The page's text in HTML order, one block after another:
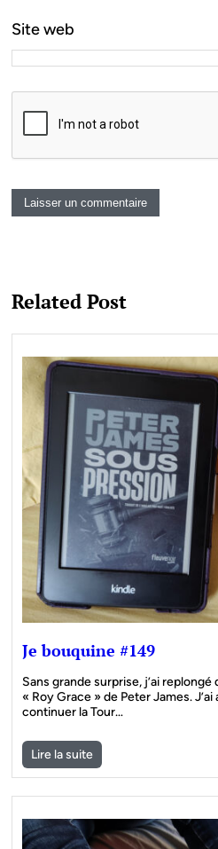
Site web
Related Post
Je bouquine #149
Sans grande surprise, j’ai replongé
« Roy Grace » de Peter James.
continuer la Tour…
Lire la suite